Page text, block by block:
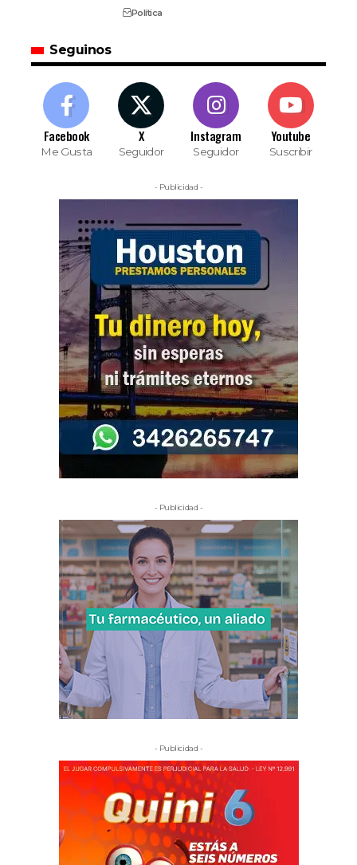
Política
Seguinos
Facebook
Me Gusta
X
Seguidor
Instagram
Seguidor
Youtube
Suscribir
- Publicidad -
- Publicidad -
- Publicidad -